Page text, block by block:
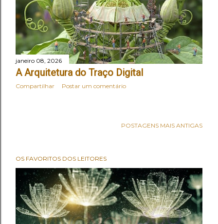
janeiro 08, 2026
A Arquitetura do Traço Digital
Compartilhar Postar um comentário
POSTAGENS MAIS ANTIGAS
OS FAVORITOS DOS LEITORES